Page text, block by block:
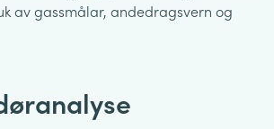
av gassmålar, andedragsvern og